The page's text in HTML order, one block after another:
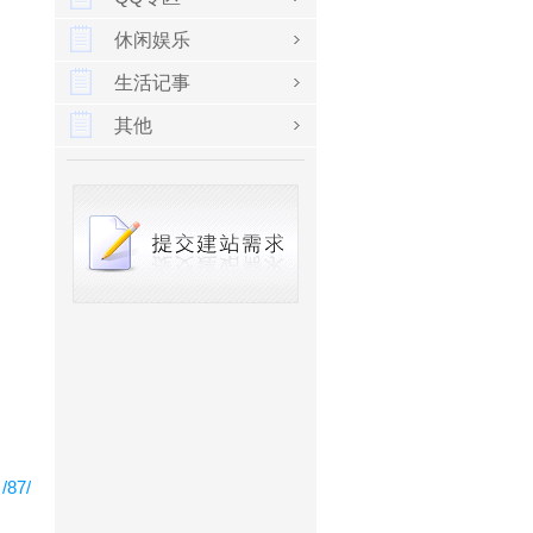
/87/
休闲娱乐
生活记事
其他